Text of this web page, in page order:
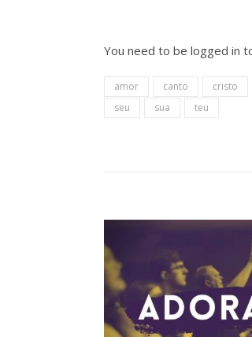
You need to be logged in
amor canto cristo
seu
sua teu